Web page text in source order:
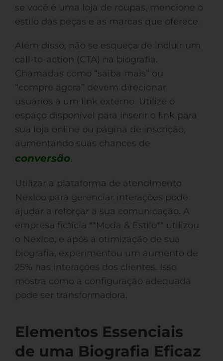
se você é uma loja de roupas, mencione o
estilo das peças e as marcas que oferece.
Além disso, não se esqueça de incluir um
call-to-action (CTA) na biografia.
Chamadas como “saiba mais” ou
“compre agora” devem direcionar
usuários a um link externo. Utilize o
espaço disponível para inserir o link para
sua loja online ou página de inscrição,
aumentando suas chances de
conversão.
Utilizar a plataforma de atendimento
Nexloo para gerenciar interações pode
ajudar a reforçar a sua comunicação. A
empresa fictícia **Moda & Estilo** utilizou
o Nexloo, e após a otimização de sua
biografia, experimentou um aumento de
25% nas interações dos clientes. Isso
mostra como a configuração adequada
pode ser transformadora.
Elementos Essenciais
de uma Biografia Eficaz